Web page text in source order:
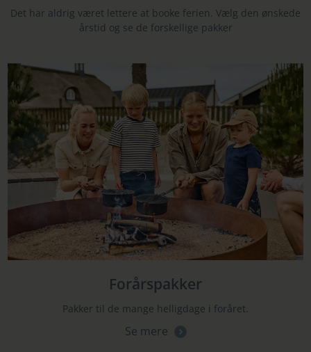
Det har aldrig været lettere at booke ferien. Vælg den ønskede
årstid og se de forskellige pakker
Forårspakker
Pakker til de mange helligdage i foråret.
Se mere